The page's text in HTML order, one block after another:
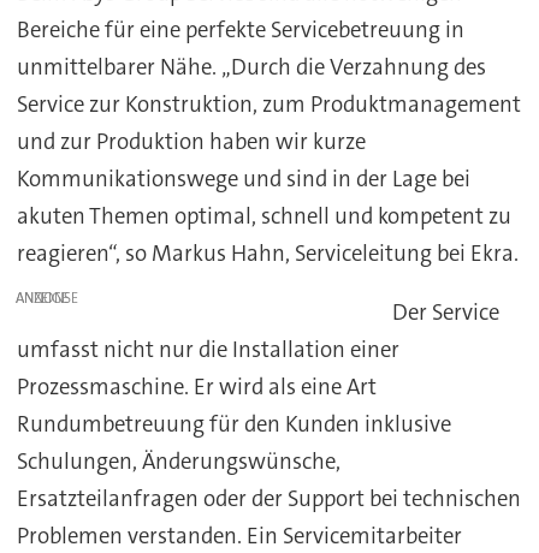
Bereiche für eine perfekte Servicebetreuung in
unmittelbarer Nähe. „Durch die Verzahnung des
Service zur Konstruktion, zum Produktmanagement
und zur Produktion haben wir kurze
Kommunikationswege und sind in der Lage bei
akuten Themen optimal, schnell und kompetent zu
reagieren“, so Markus Hahn, Serviceleitung bei Ekra.
ANZEIGE
Der Service
umfasst nicht nur die Installation einer
Prozessmaschine. Er wird als eine Art
Rundumbetreuung für den Kunden inklusive
Schulungen, Änderungswünsche,
Ersatzteilanfragen oder der Support bei technischen
Problemen verstanden. Ein Servicemitarbeiter